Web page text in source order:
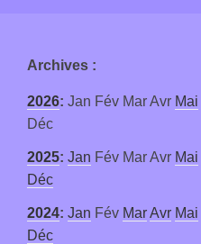
Archives :
2026: Jan Fév MarAvr Mai
Déc
2025: Jan Fév MarAvr Mai
Déc
2024: Jan Fév MarAvr Mai
Déc